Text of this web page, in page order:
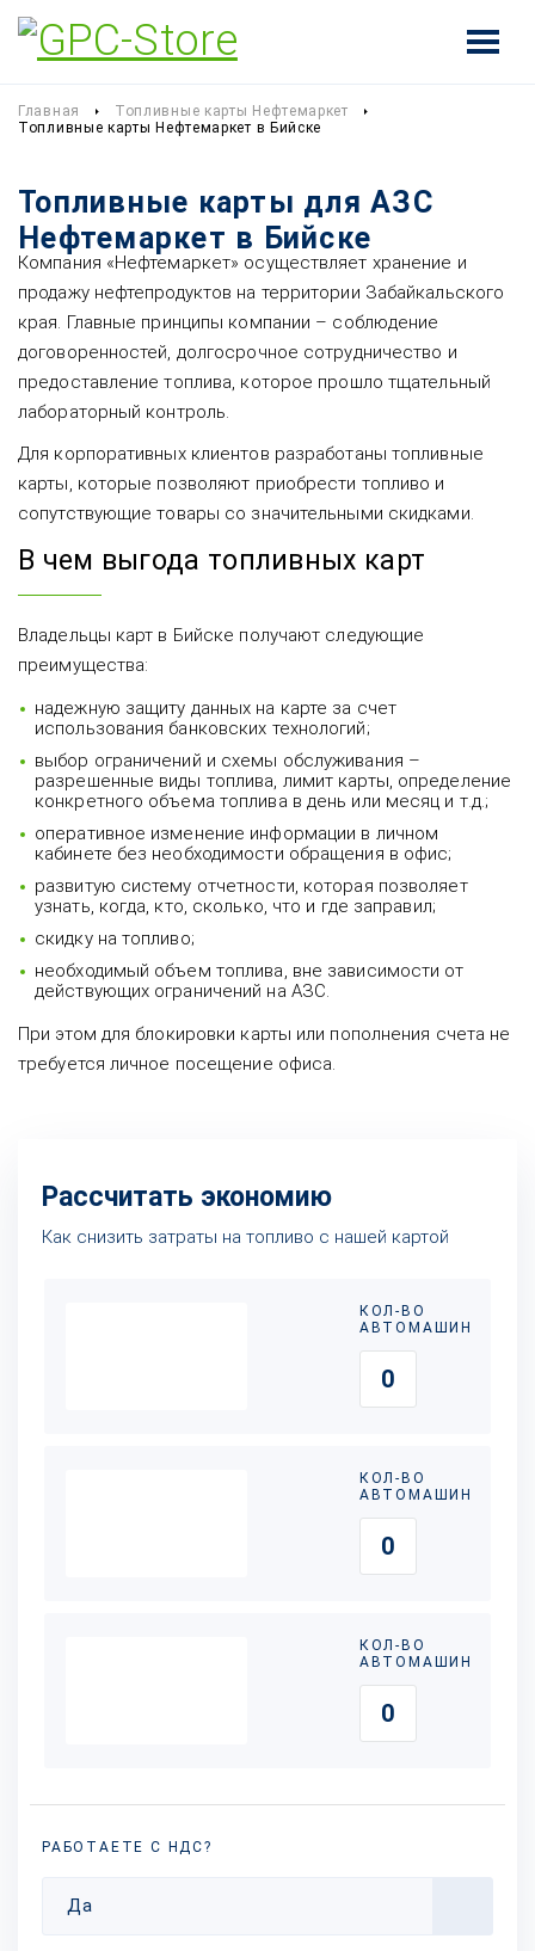
Главная
Топливные карты Нефтемаркет
Топливные карты Нефтемаркет в Бийске
Топливные карты для АЗС
Нефтемаркет в Бийске
Компания «Нефтемаркет» осуществляет хранение и
продажу нефтепродуктов на территории Забайкальского
края. Главные принципы компании – соблюдение
договоренностей, долгосрочное сотрудничество и
предоставление топлива, которое прошло тщательный
лабораторный контроль.
Для корпоративных клиентов разработаны топливные
карты, которые позволяют приобрести топливо и
сопутствующие товары со значительными скидками.
В чем выгода топливных карт
Владельцы карт в Бийске получают следующие
преимущества:
надежную защиту данных на карте за счет
использования банковских технологий;
выбор ограничений и схемы обслуживания –
разрешенные виды топлива, лимит карты, определение
конкретного объема топлива в день или месяц и т.д.;
оперативное изменение информации в личном
кабинете без необходимости обращения в офис;
развитую систему отчетности, которая позволяет
узнать, когда, кто, сколько, что и где заправил;
скидку на топливо;
необходимый объем топлива, вне зависимости от
действующих ограничений на АЗС.
При этом для блокировки карты или пополнения счета не
требуется личное посещение офиса.
Рассчитать экономию
Как снизить затраты на топливо с нашей картой
КОЛ-ВО
АВТОМАШИН
КОЛ-ВО
АВТОМАШИН
КОЛ-ВО
АВТОМАШИН
РАБОТАЕТЕ С НДС?
Да